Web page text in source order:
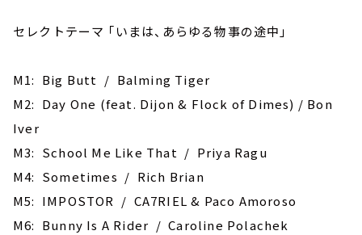
セレクトテーマ ｢いまは、あらゆる物事の途中｣
M1: Big Butt / Balming Tiger
M2: Day One (feat. Dijon & Flock of Dimes) / Bon
Iver
M3: School Me Like That / Priya Ragu
M4: Sometimes / Rich Brian
M5: IMPOSTOR / CA7RIEL & Paco Amoroso
M6: Bunny Is A Rider / Caroline Polachek